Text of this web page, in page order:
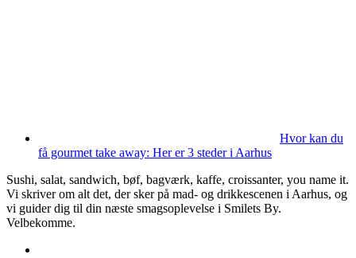
Hvor kan du
få gourmet take away: Her er 3 steder i Aarhus
Sushi, salat, sandwich, bøf, bagværk, kaffe, croissanter, you name it.
Vi skriver om alt det, der sker på mad- og drikkescenen i Aarhus, og
vi guider dig til din næste smagsoplevelse i Smilets By.
Velbekomme.